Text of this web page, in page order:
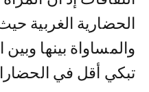
الحضارية الغربية
والمساواة بينها
تبكي أقل في